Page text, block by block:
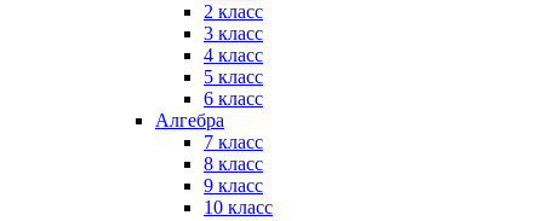
2 класс
3 класс
4 класс
5 класс
6 класс
Алгебра
7 класс
8 класс
9 класс
10 класс